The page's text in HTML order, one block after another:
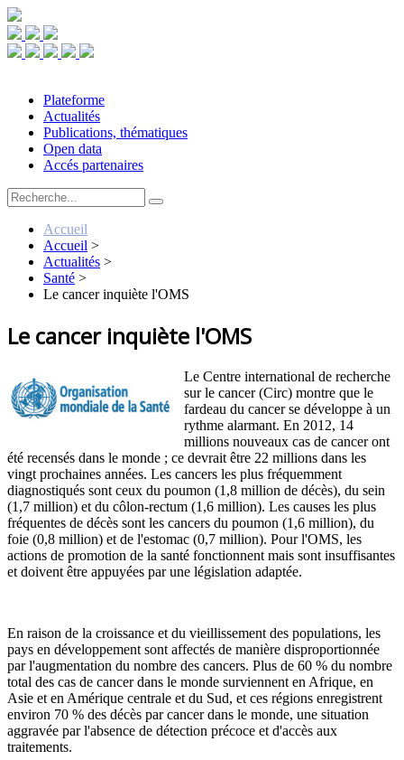
Plateforme
Actualités
Publications, thématiques
Open data
Accés partenaires
Accueil
Accueil >
Actualités >
Santé >
Le cancer inquiète l'OMS
Le cancer inquiète l'OMS
Le Centre international de recherche
sur le cancer (Circ) montre que le
fardeau du cancer se développe à un
rythme alarmant. En 2012, 14
millions nouveaux cas de cancer ont
été recensés dans le monde ; ce devrait être 22 millions dans les
vingt prochaines années. Les cancers les plus fréquemment
diagnostiqués sont ceux du poumon (1,8 million de décès), du sein
(1,7 million) et du côlon-rectum (1,6 million). Les causes les plus
fréquentes de décès sont les cancers du poumon (1,6 million), du
foie (0,8 million) et de l'estomac (0,7 million). Pour l'OMS, les
actions de promotion de la santé fonctionnent mais sont insuffisantes
et doivent être appuyées par une législation adaptée.
En raison de la croissance et du vieillissement des populations, les
pays en développement sont affectés de manière disproportionnée
par l'augmentation du nombre des cancers. Plus de 60 % du nombre
total des cas de cancer dans le monde surviennent en Afrique, en
Asie et en Amérique centrale et du Sud, et ces régions enregistrent
environ 70 % des décès par cancer dans le monde, une situation
aggravée par l'absence de détection précoce et d'accès aux
traitements.